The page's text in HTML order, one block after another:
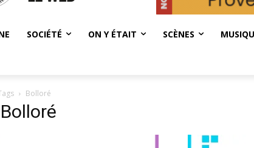
SOCIÉTÉ ON Y ÉTAIT SCÈNES
Bolloré